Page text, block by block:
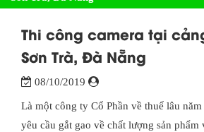
Thi công camera tại
Sơn Trà, Đà Nẵng
08/10/2019
Là một công ty Cổ Phần về thuế lâu
yêu cầu gắt gao về chất lượng sản